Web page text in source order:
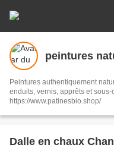
peintures
Peintures authentiquement
enduits, vernis, apprêts et
https://www.patinesbio.shop/
Dalle en chaux